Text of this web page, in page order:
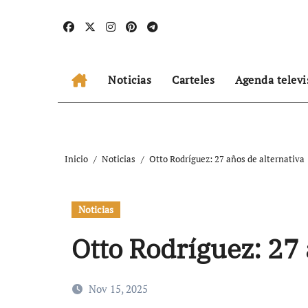
Noticias Carteles Agenda
Inicio Noticias Otto Rodríguez: 27 años de alternativa
Noticias
Otto Rodríguez:
Nov 15, 2025